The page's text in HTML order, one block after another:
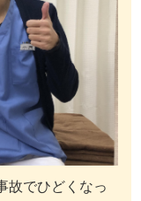
故でひどくなっ